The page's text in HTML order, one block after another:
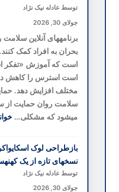
بهترین
اروپا
با
تاکستان
اختصاصی
در
قلب
توسکانی
توسط عادله نیک نژاد
جولای 30, 2026
برنامههای آنلاین
بحران به افراد کمک
است استرس را کاهش
مختلف افزایش دهد.
سلامت روان حمایت از
میشود که مشکلی…
برنامه
سلامت
روان
آنلاین؛
بازطراحی لوک اسکایواکر
نسخهای تازه از یک
توسط عادله نیک نژاد
جولای 30, 2026